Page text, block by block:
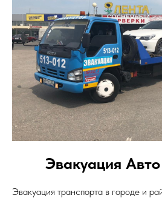
Эвакуация
Эвакуация транспорта в городе и